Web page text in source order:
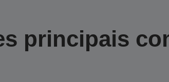
principais